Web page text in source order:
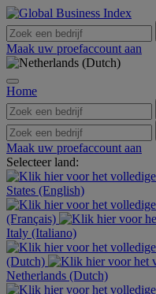
Maak uw proefaccount aan
Home
Maak uw proefaccount aan
Selecteer land:
States (English)
(Français)
Italy (Italiano)
(Dutch)
Netherlands (Dutch)